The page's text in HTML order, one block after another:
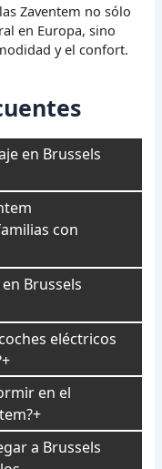
Zaventem no sólo
en Europa, sino
y el confort.
en Brussels
con
Brussels
eléctricos
en el
a Brussels